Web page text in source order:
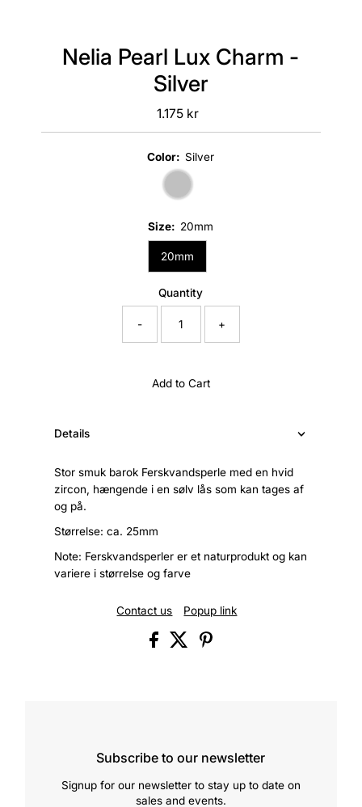
Nelia Pearl Lux Charm -
Silver
Regular
Price
1.175 kr
Color: Silver
Size: 20mm
20mm
Quantity
- +
Add to Cart
Details
Stor smuk barok Ferskvandsperle med en hvid
zircon, hængende i en sølv lås som kan tages af
og på.
Størrelse: ca. 25mm
Note: Ferskvandsperler er et naturprodukt og kan
variere i størrelse og farve
Contact us Popup link
Subscribe to our newsletter
Signup for our newsletter to stay up to date on
sales and events.